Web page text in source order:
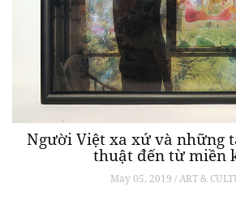
Người Việt xa xứ và những
thuật đến từ miền
May 05, 2019 / ART &